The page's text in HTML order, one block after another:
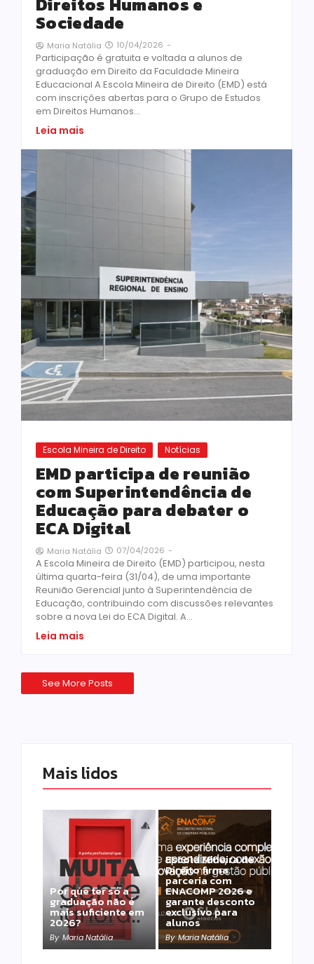
Sociedade
Maria Natália 10/04/2026 -
Participação é gratuita e voltada a alunos de
graduação em Direito da Faculdade Mineira
Educacional A Escola Mineira de Direito (EMD) está
com inscrições abertas para o Grupo de Estudos
em Direitos Humanos...
Leia mais
Escola Mineira de Direito Notícias
EMD participa de reunião
com Superintendência de
Educação para debater o
ECA Digital
Maria Natália 07/04/2026 -
A Escola Mineira de Direito (EMD) participou, nesta
última quarta-feira (31/04), de uma importante
Reunião Gerencial junto à Superintendência de
Educação, contribuindo com discussões relevantes
sobre a nova Lei do ECA Digital. A...
Leia mais
See More Posts
Mais lidos
Por que ter só a
graduação não é
mais suficiente em
2026?
By Maria Natália
Escola Mineira de
Direito firma
parceria com
ENACOMP 2026 e
garante desconto
exclusivo para
alunos
By Maria Natália